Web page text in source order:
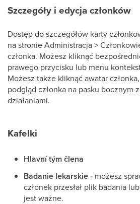
Szczegóły i edycja członków
Dostęp do szczegółów karty
na stronie Administracja >
członka. Możesz kliknąć
prawego przycisku lub menu
Możesz także kliknąć awatar
podgląd członka na pasku bocznym
działaniami.
Kafelki
Hlavní tým člena
Badanie lekarskie - możesz
członek przesłał plik badania
jest ważne.